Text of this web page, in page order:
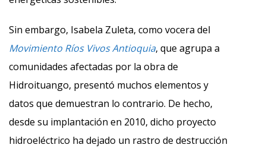
Sin embargo, Isabela Zuleta, como vocera del
Movimiento Ríos Vivos Antioquia, que agrupa a
comunidades afectadas por la obra de
Hidroituango, presentó muchos elementos y
datos que demuestran lo contrario. De hecho,
desde su implantación en 2010, dicho proyecto
hidroeléctrico ha dejado un rastro de destrucción